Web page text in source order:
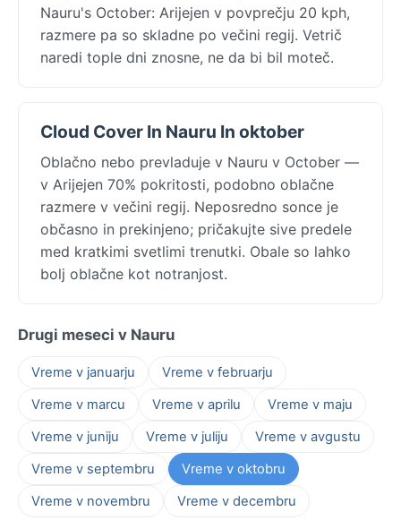
Nauru's October: Arijejen v povprečju 20 kph,
razmere pa so skladne po večini regij. Vetrič
naredi tople dni znosne, ne da bi bil moteč.
Cloud Cover In Nauru In oktober
Oblačno nebo prevladuje v Nauru v October —
v Arijejen 70% pokritosti, podobno oblačne
razmere v večini regij. Neposredno sonce je
občasno in prekinjeno; pričakujte sive predele
med kratkimi svetlimi trenutki. Obale so lahko
bolj oblačne kot notranjost.
Drugi meseci v Nauru
Vreme v januarju
Vreme v februarju
Vreme v marcu
Vreme v aprilu
Vreme v maju
Vreme v juniju
Vreme v juliju
Vreme v avgustu
Vreme v septembru
Vreme v oktobru
Vreme v novembru
Vreme v decembru